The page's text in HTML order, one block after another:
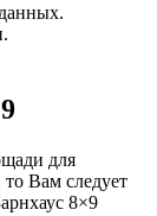
для
Вам следует
8×9